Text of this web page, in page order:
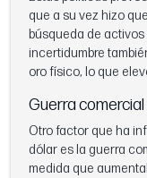
que a su vez hizo
búsqueda de
incertidumbre
oro físico, lo que
Guerra
Otro factor que ha
dólar es la guerra
medida que